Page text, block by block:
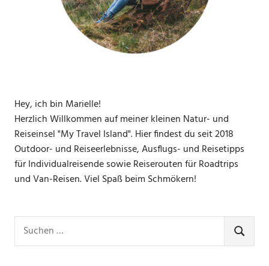
Hey, ich bin Marielle!
Herzlich Willkommen auf meiner kleinen Natur- und
Reiseinsel "My Travel Island". Hier findest du seit 2018
Outdoor- und Reiseerlebnisse, Ausflugs- und Reisetipps
für Individualreisende sowie Reiserouten für Roadtrips
und Van-Reisen. Viel Spaß beim Schmökern!
nach:
SUCHEN